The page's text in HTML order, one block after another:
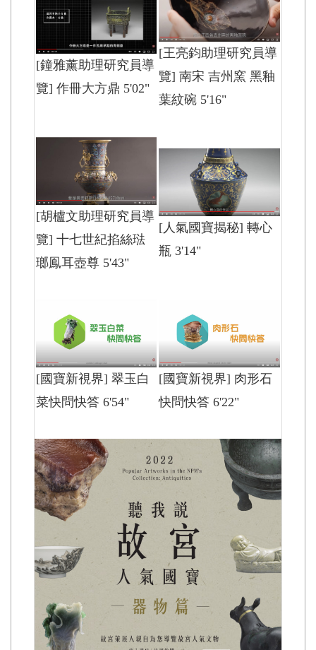
[鐘雅薰助理研究員導
覽] 作冊大方鼎 5'02"
[王亮鈞助理研究員導
覽] 南宋 吉州窯 黑釉
葉紋碗 5'16"
[胡櫨文助理研究員導
覽] 十七世紀掐絲琺
瑯鳯耳壺尊 5'43"
[人氣國寶揭秘] 轉心
瓶 3'14"
[國寶新視界] 翠玉白
菜快問快答 6'54"
[國寶新視界] 肉形石
快問快答 6'22"